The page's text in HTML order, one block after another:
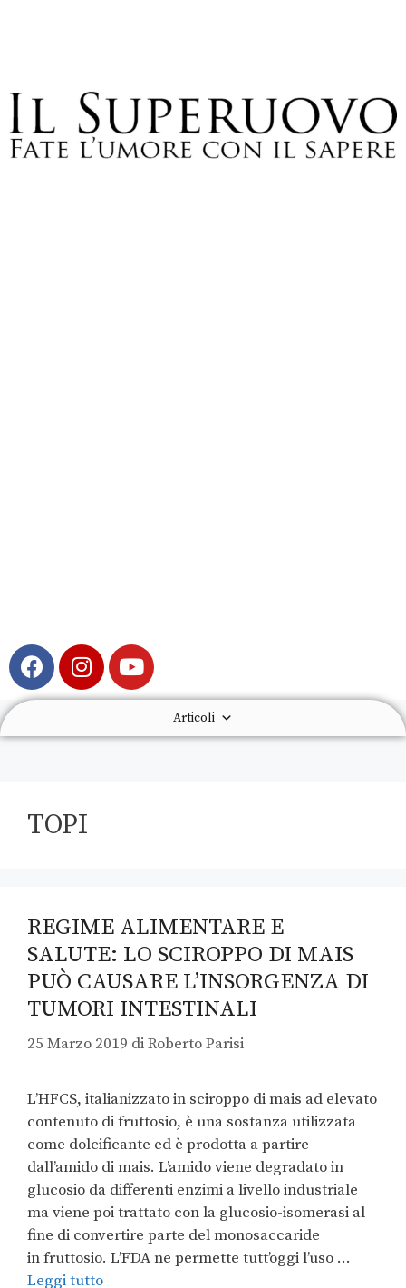
Articoli
TOPI
REGIME ALIMENTARE E
SALUTE: LO SCIROPPO DI MAIS
PUÒ CAUSARE L’INSORGENZA DI
TUMORI INTESTINALI
25 Marzo 2019 diRoberto Parisi
L’HFCS, italianizzato in sciroppo di mais ad elevato
contenuto di fruttosio, è una sostanza utilizzata
come dolcificante ed è prodotta a partire
dall’amido di mais. L’amido viene degradato in
glucosio da differenti enzimi a livello industriale
ma viene poi trattato con la glucosio-isomerasi al
fine di convertire parte del monosaccaride
in fruttosio. L’FDA ne permette tutt’oggi l’uso …
Leggi tutto